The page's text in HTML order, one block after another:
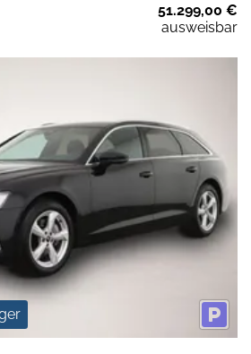
51.299,00 €
ausweisbar